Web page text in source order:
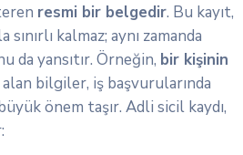
resmi bir belgedir. Bu kayıt,
sınırlı kalmaz; aynı zamanda
da yansıtır. Örneğin, bir kişinin
bilgiler, iş başvurularında
önem taşır. Adli sicil kaydı,